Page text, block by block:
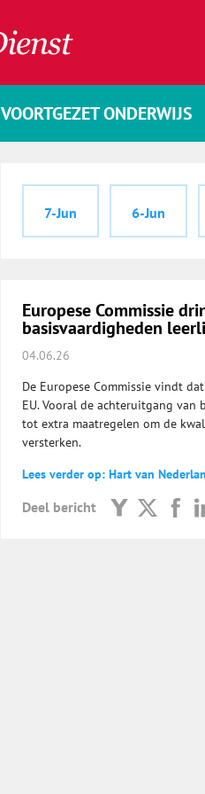
VOORTGEZET ONDERWIJS
7-Jun 6-Jun
Europese Commissie
basisvaardigheden
04.06.26
De Europese Commissie vindt
EU. Vooral de achteruitgang
tot extra maatregelen om de
versterken.
Lees verder op: Hart van
Deel bericht